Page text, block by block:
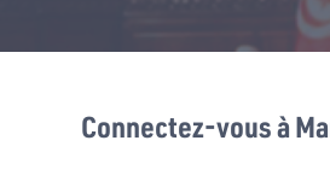
Connectez-vous à